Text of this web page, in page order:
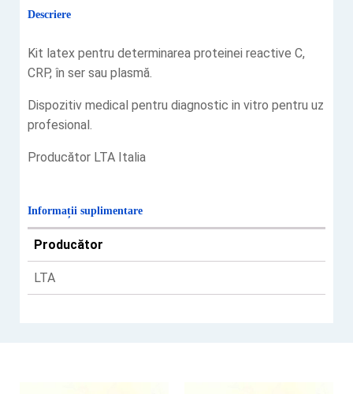
Descriere
‎Kit latex pentru determinarea proteinei reactive C,
CRP, în ser sau plasmă.‎
Dispozitiv medical pentru diagnostic in vitro pentru uz
profesional.‎
Producător LTA Italia
Informații suplimentare
Producător
LTA